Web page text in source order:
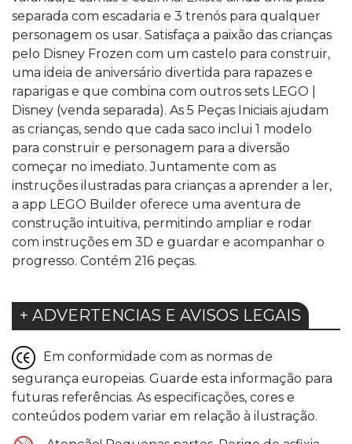
separada com escadaria e 3 trenós para qualquer
personagem os usar. Satisfaça a paixão das crianças
pelo Disney Frozen com um castelo para construir,
uma ideia de aniversário divertida para rapazes e
raparigas e que combina com outros sets LEGO |
Disney (venda separada). As 5 Peças Iniciais ajudam
as crianças, sendo que cada saco inclui 1 modelo
para construir e personagem para a diversão
começar no imediato. Juntamente com as
instruções ilustradas para crianças a aprender a ler,
a app LEGO Builder oferece uma aventura de
construção intuitiva, permitindo ampliar e rodar
com instruções em 3D e guardar e acompanhar o
progresso. Contém 216 peças.
+ ADVERTENCIAS E AVISOS LEGAIS
Em conformidade com as normas de
segurança europeias. Guarde esta informação para
futuras referências. As especificações, cores e
conteúdos podem variar em relação à ilustração.